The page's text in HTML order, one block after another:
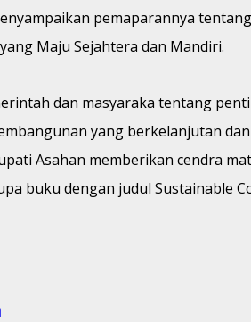
pemaparannya
Maju Sejahtera dan Mandiri.
dan masyaraka tentang
yang berkelanjutan
Asahan memberikan cendra
buku dengan judul Sustainable